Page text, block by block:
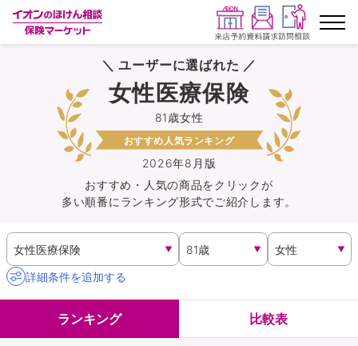
ランキングから探す
保険を比較する
保険会社から探す
イオンカード会員さま専用保険
キャンペーン一覧
イオングループ従業員さま向け
＼ ユーザーに選ばれた ／
2026年8月版
81歳女性
女性医療保険
おすすめ人気ランキング
おすすめ・人気の商品をクリックが
多い順番にランキング形式でご紹介します。
詳細条件を追加する
ランキング 比較表